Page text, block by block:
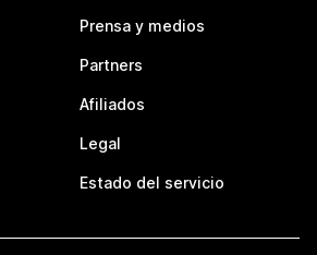
Prensa y medios
Partners
Afiliados
Legal
Estado del servicio